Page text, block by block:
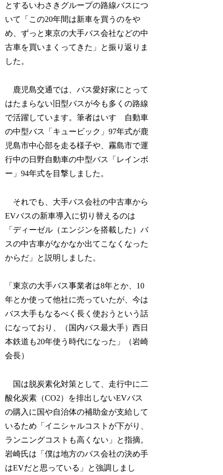
とするいわさきグループの路線バスにつ
いて「この20年間は新車を買うのをや
め、ずっと東京の大手バス会社などの中
古車を買いまくってきた」と振り返りま
した。
鹿児島交通では、バス愛好家にとって
はたまらない旧型バスが今も多くの路線
で活躍しています。筆者はいすゞ自動車
の中型バス「キュービック」97年式が鹿
児島市中心部を走る様子や、霧島市で運
行中の日野自動車の中型バス「レインボ
ー」94年式を目撃しました。
それでも、大手バス会社の中古車から
EVバスの新車導入に切り替えるのは
「ディーゼル（エンジンを搭載した）バ
スの中古車がなかなか出てこなくなった
からだ」と説明しました。
「東京の大手バス事業者は8年とか、10
年とか使って他社に売っていたが、今は
バス大手もなるべく長く使おうという話
になっており、（国内バス最大手）西日
本鉄道も20年使う時代になった」（岩崎
会長）
国は脱炭素化対策として、走行中に二
酸化炭素（CO2）を排出しないEVバス
の購入に国や自治体の補助金が支給して
いるため「イニシャルコストが下がり、
ランニングコストも高くない」と指摘。
岩崎氏は「僕は地方のバス会社の決め手
はEVだと思っている」と強調しまし